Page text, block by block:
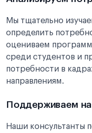
Мы тщательно
определить
оцениваем
среди студентов и
потребности в
направлениям.
Поддерживаем на
Наши консультанты